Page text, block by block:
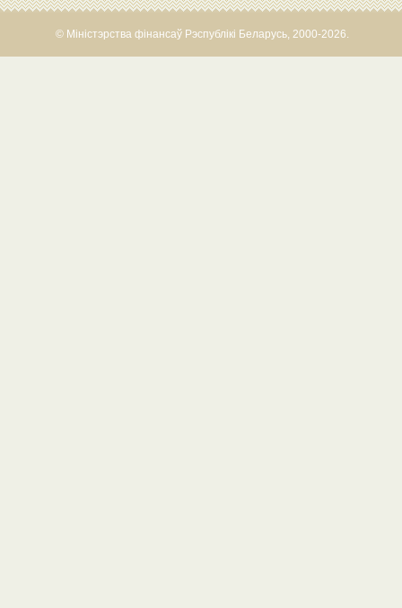
© Міністэрства фінансаў Рэспублікі Беларусь, 2000-2026.